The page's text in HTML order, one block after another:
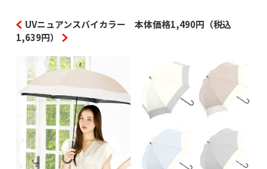
UVニュアンスバイカラー 本体価格1,490円（税込
1,639円）